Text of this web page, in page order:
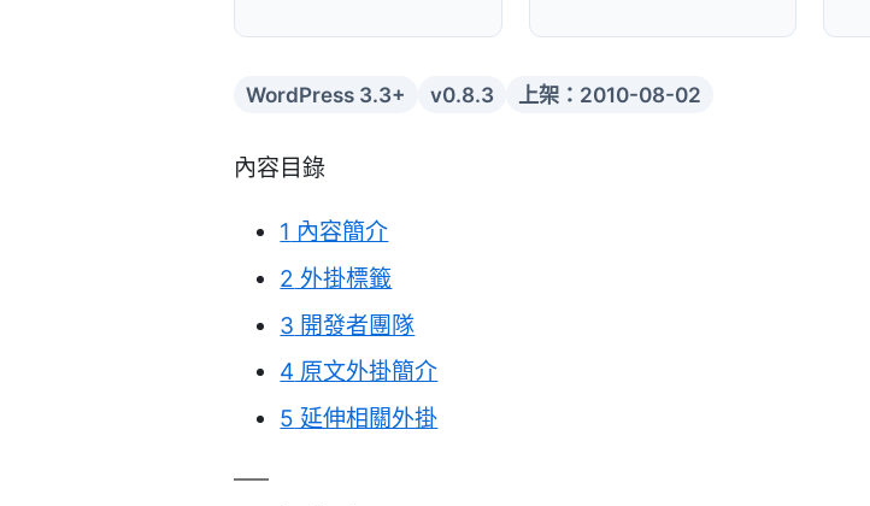
WordPress 3.3+ v0.8.3 上架：2010-08-02
內容目錄
1 內容簡介
2 外掛標籤
3 開發者團隊
4 原文外掛簡介
5 延伸相關外掛